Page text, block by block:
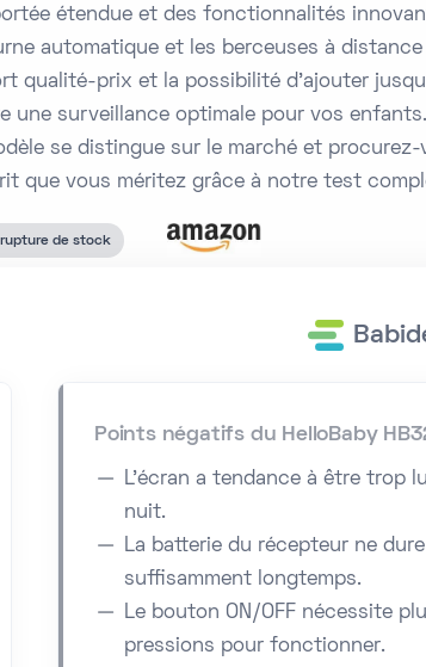
étendue et des fonctionnalités
automatique et les berceuses à
qualité-prix et la possibilité d'ajouter
une surveillance optimale pour vos
se distingue sur le marché et
que vous méritez grâce à notre test
rupture de stock
Points négatifs du HelloBaby
L’écran a tendance à être trop
nuit.
La batterie du récepteur ne
suffisamment longtemps.
Le bouton ON/OFF nécessite
pressions pour fonctionner.